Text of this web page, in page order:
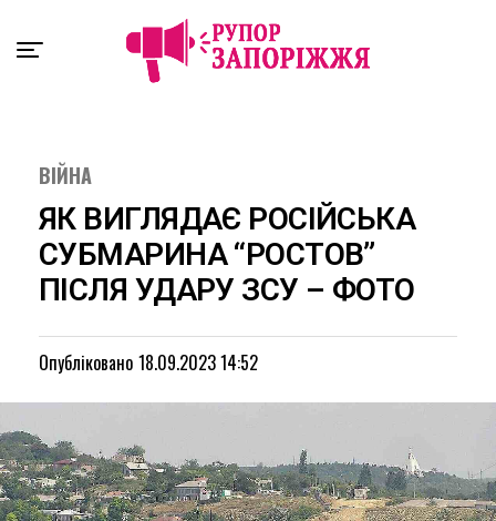
ВІЙНА
ЯК ВИГЛЯДАЄ РОСІЙСЬКА
СУБМАРИНА “РОСТОВ”
ПІСЛЯ УДАРУ ЗСУ – ФОТО
Опубліковано 18.09.2023 14:52
Exit mobile version